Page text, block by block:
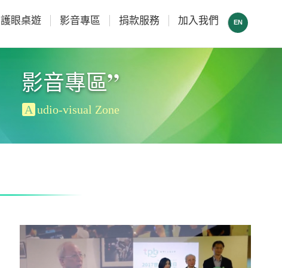
護眼桌遊 影音專區 捐款服務 加入我們 EN
影音專區”
A udio-visual Zone